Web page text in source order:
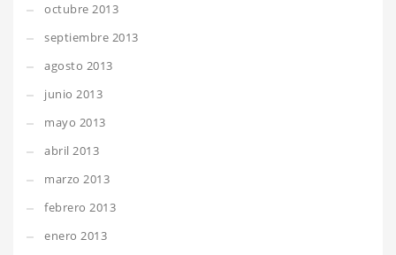
octubre 2013
septiembre 2013
agosto 2013
junio 2013
mayo 2013
abril 2013
marzo 2013
febrero 2013
enero 2013